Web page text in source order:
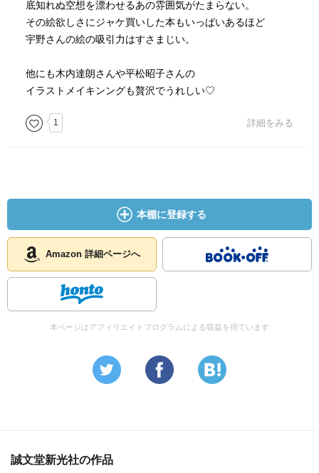
底知れぬ空想を漂わせるあの雰囲気がたまらない。
その絵欲しさにジャケ買いした本もいっぱいあるほど
宇野さんの絵の吸引力はすさまじい。
他にも木内達朗さんや平松昭子さんの
イラストメイキンングも贅沢でうれしい♡
1 詳細をみる
本棚に登録する
Amazon 詳細ページへ
本ページはアフィリエイトプログラムによる収益を得ています
誠文堂新光社の作品